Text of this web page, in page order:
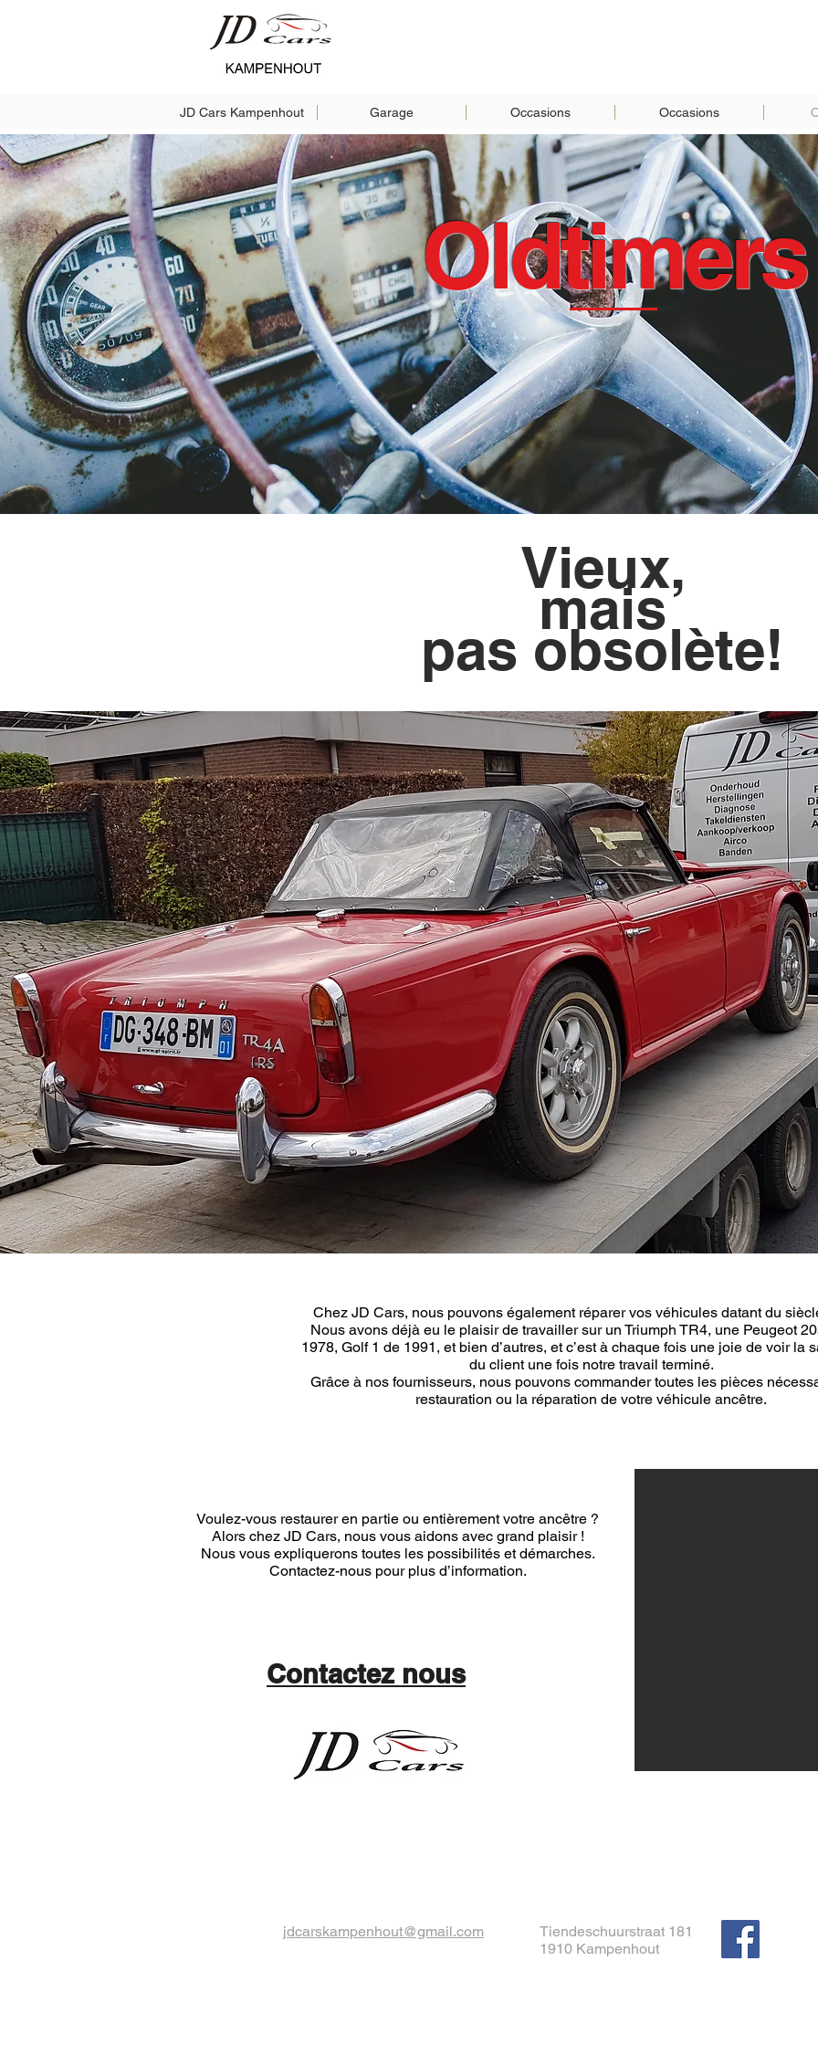
Oldtimers
Vieux,
mais
pas obsolète!
Chez JD Cars, nous pouvons également réparer vos véhicules datant du
Nous avons déjà eu le plaisir de travailler sur un Triumph TR4, une Peugeot
1978, Golf 1 de 1991, et bien d’autres, et c’est à chaque fois une joie de voir la
du client une fois notre travail terminé.
Grâce à nos fournisseurs, nous pouvons commander toutes les pièces
restauration ou la réparation de votre véhicule ancêtre.
Voulez-vous restaurer en partie ou entièrement votre ancêtre ?
Alors chez JD Cars, nous vous aidons avec grand plaisir !
Nous vous expliquerons toutes les possibilités et démarches.
Contactez-nous pour plus d’information.
Contactez nous
JD Cars Kampenhout Garage Occasions Occasions
jdcarskampenhout@gmail.com
Tiendeschuurstraat 181
1910 Kampenhout